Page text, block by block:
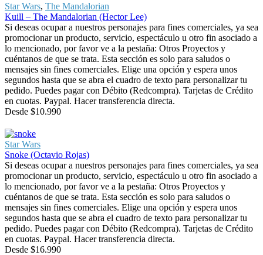
Star Wars, The Mandalorian
Kuill – The Mandalorian (Hector Lee)
Si deseas ocupar a nuestros personajes para fines comerciales, ya sea
promocionar un producto, servicio, espectáculo u otro fin asociado a
lo mencionado, por favor ve a la pestaña: Otros Proyectos y
cuéntanos de que se trata. Esta sección es solo para saludos o
mensajes sin fines comerciales. Elige una opción y espera unos
segundos hasta que se abra el cuadro de texto para personalizar tu
pedido. Puedes pagar con Débito (Redcompra). Tarjetas de Crédito
en cuotas. Paypal. Hacer transferencia directa.
Desde $10.990
Star Wars
Snoke (Octavio Rojas)
Si deseas ocupar a nuestros personajes para fines comerciales, ya sea
promocionar un producto, servicio, espectáculo u otro fin asociado a
lo mencionado, por favor ve a la pestaña: Otros Proyectos y
cuéntanos de que se trata. Esta sección es solo para saludos o
mensajes sin fines comerciales. Elige una opción y espera unos
segundos hasta que se abra el cuadro de texto para personalizar tu
pedido. Puedes pagar con Débito (Redcompra). Tarjetas de Crédito
en cuotas. Paypal. Hacer transferencia directa.
Desde $16.990